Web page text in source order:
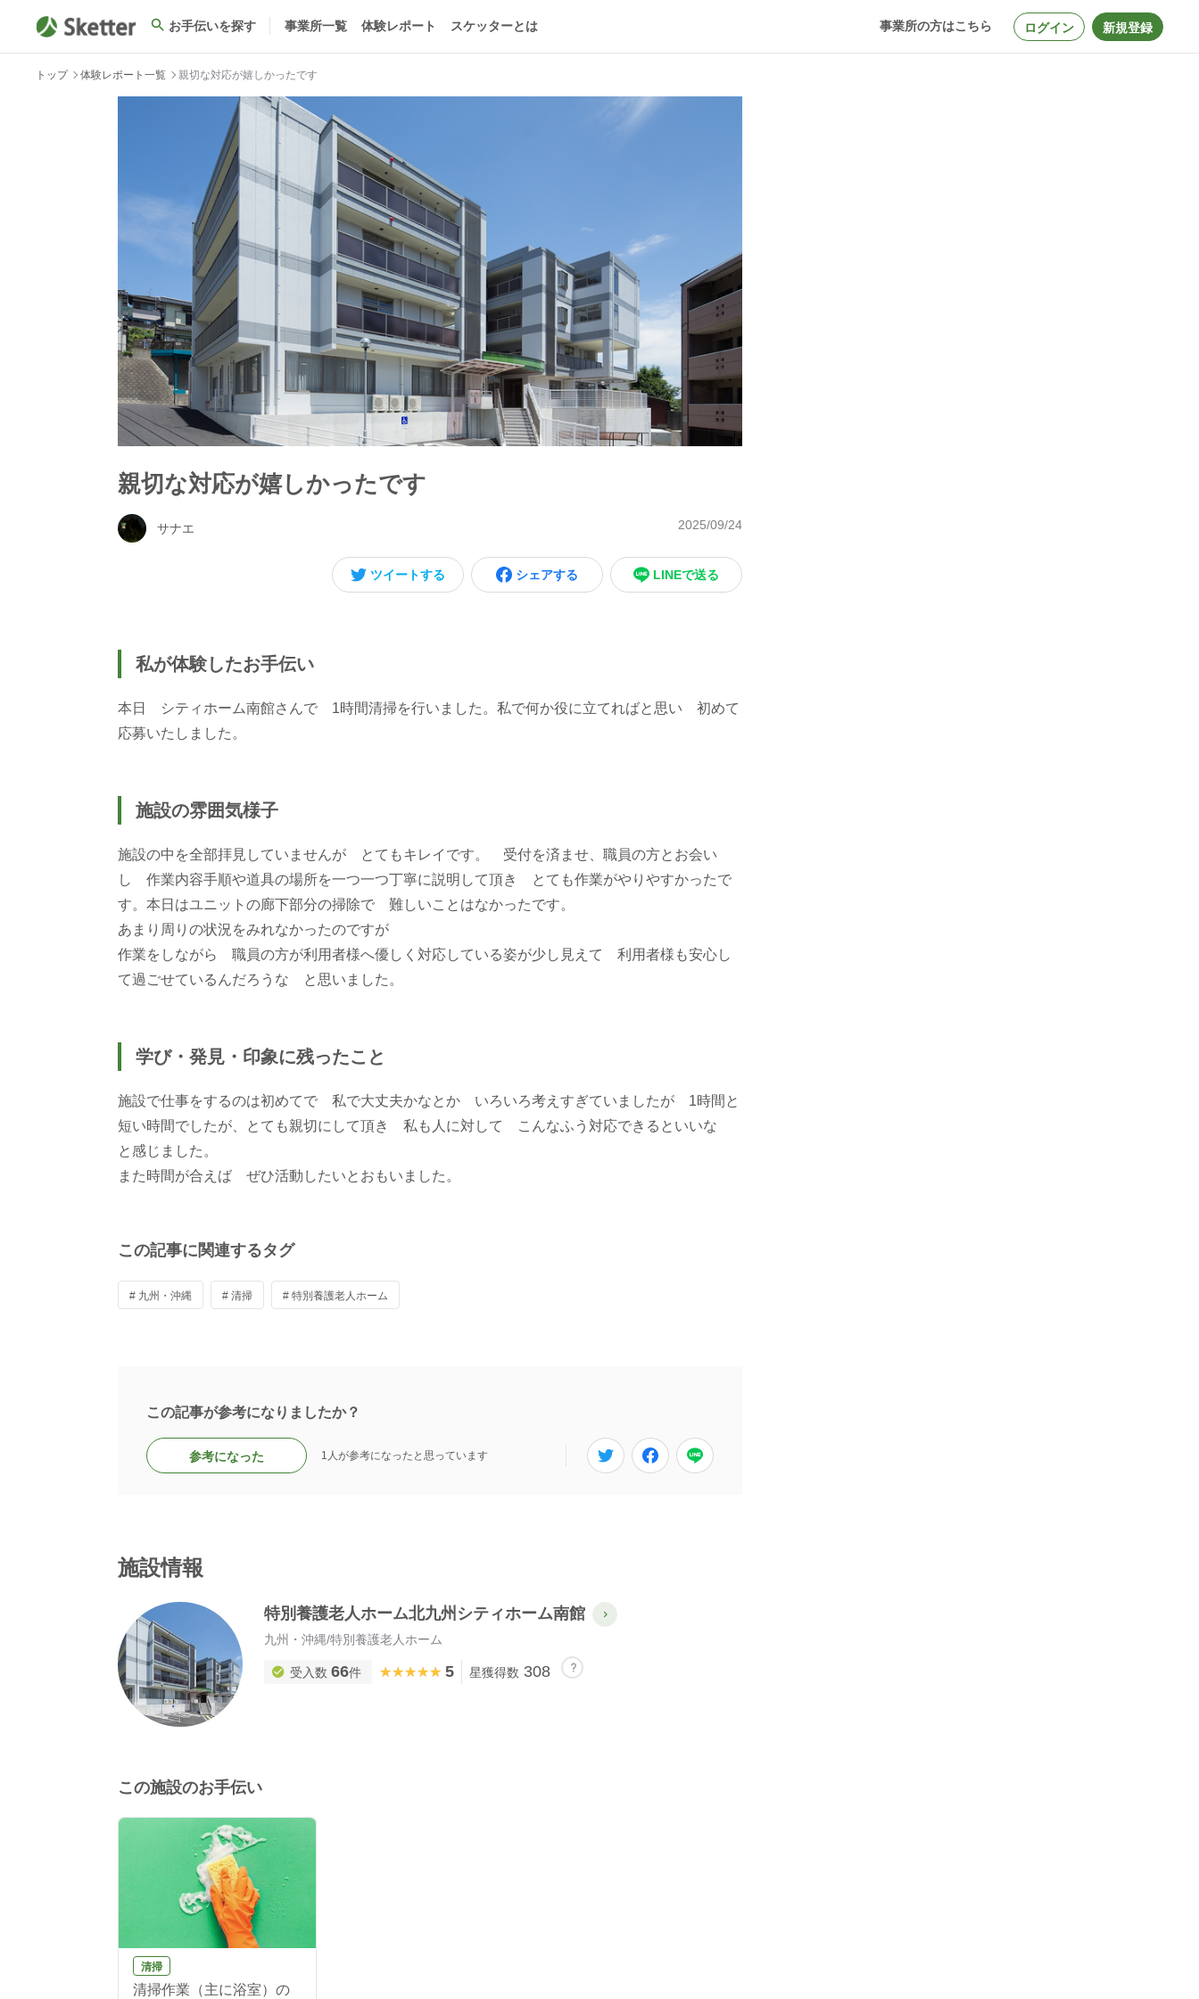
お手伝いを探す 事業所一覧 体験レポート スケッターとは 事業所の方はこちら ログイン 新規登録
トップ 体験レポート一覧 親切な対応が嬉しかったです
親切な対応が嬉しかったです
サナエ 2025/09/24
ツイートする シェアする LINEで送る
私が体験したお手伝い
本日 シティホーム南館さんで 1時間清掃を行いました。私で何か役に立てればと思い 初めて
応募いたしました。
施設の雰囲気様子
施設の中を全部拝見していませんが とてもキレイです。 受付を済ませ、職員の方とお会い
し 作業内容手順や道具の場所を一つ一つ丁寧に説明して頂き とても作業がやりやすかったで
す。本日はユニットの廊下部分の掃除で 難しいことはなかったです。
あまり周りの状況をみれなかったのですが
作業をしながら 職員の方が利用者様へ優しく対応している姿が少し見えて 利用者様も安心し
て過ごせているんだろうな と思いました。
学び・発見・印象に残ったこと
施設で仕事をするのは初めてで 私で大丈夫かなとか いろいろ考えすぎていましたが 1時間と
短い時間でしたが、とても親切にして頂き 私も人に対して こんなふう対応できるといいな
と感じました。
この記事に関連するタグ
# 九州・沖縄 # 清掃 # 特別養護老人ホーム
この記事が参考になりましたか？
参考になった 1人が参考になったと思っています
施設情報
特別養護老人ホーム北九州シティホーム南館
九州・沖縄/特別養護老人ホーム
受入数 66件 ★★★★★
★★★★★ 5 星獲得数 308
この施設のお手伝い
清掃
清掃作業（主に浴室）の